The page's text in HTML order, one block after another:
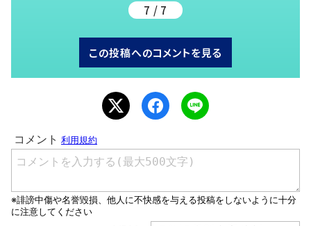
7 / 7
この投稿へのコメントを見る